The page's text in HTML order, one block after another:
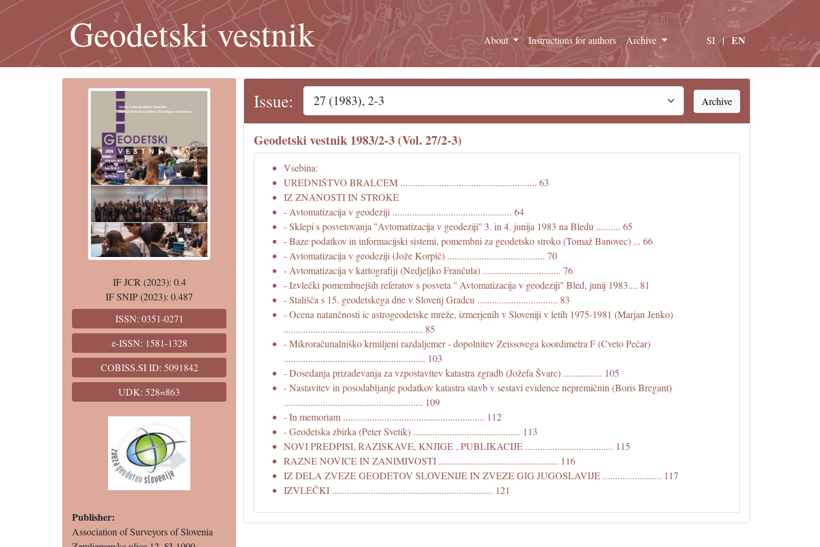
Geodetski vestnik About Instructions for authors Archive SI | EN
IF JCR (2023): 0.4
IF SNIP (2023): 0.487
ISSN: 0351-0271
e-ISSN: 1581-1328
COBISS.SI ID: 5091842
UDK: 528=863
Publisher:
Association of Surveyors of Slovenia
Issue: Archive
Geodetski vestnik 1983/2-3 (Vol. 27/2-3)
Vsebina:
UREDNIŠTVO BRALCEM ........................................................ 63
IZ ZNANOSTI IN STROKE
- Avtomatizacija v geodeziji ................................................. 64
- Sklepi s posvetovanja ''Avtomatizacija v geodeziji'' 3. in 4. junija 1983 na Bledu .......... 65
- Baze podatkov in informacijski sistemi, pomembni za geodetsko stroko (Tomaž Banovec) ... 66
- Avtomatizacija v geodeziji (Jože Korpič) ........................................ 70
- Avtomatizacija v kartografiji (Nedjeljko Frančula) ................................ 76
- Izvlečki pomembnejših referatov s posveta '' Avtomatizacija v geodeziji'' Bled, junij 1983.... 81
- Stališča s 15. geodetskega dne v Slovenj Gradcu ................................. 83
- Ocena natančnosti ic astrogeodetske mreže, izmerjenih v Sloveniji v letih 1975-1981 (Marjan Jenko)
......................................................... 85
- Mikroračunalniško krmiljeni razdaljemer - dopolnitev Zeissovega koordimetra F (Cveto Pečar)
.......................................................... 103
- Dosedanja prizadevanja za vzpostavitev katastra zgradb (Jožefa Švarc) ................ 105
- Nastavitev in posodabljanje podatkov katastra stavb v sestavi evidence nepremičnin (Boris Bregant)
......................................................... 109
- In memoriam .......................................................... 112
- Geodetska zbirka (Peter Svetik) ............................................ 113
NOVI PREDPISI, RAZISKAVE, KNJIGE , PUBLIKACIJE .................................... 115
RAZNE NOVICE IN ZANIMIVOSTI ................................................. 116
IZ DELA ZVEZE GEODETOV SLOVENIJE IN ZVEZE GIG JUGOSLAVIJE ........................ 117
IZVLEČKI .................................................................. 121